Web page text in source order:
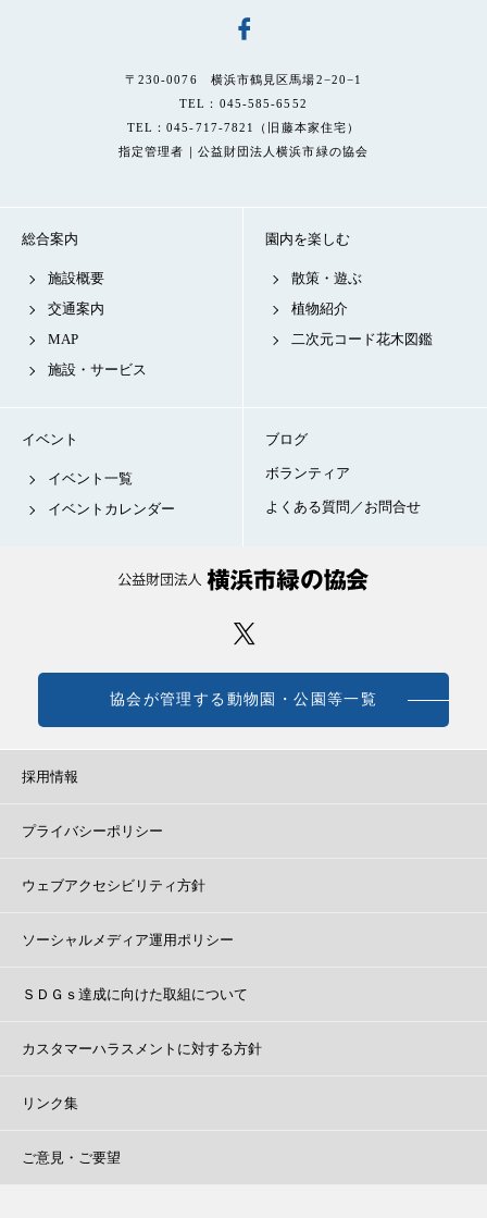
〒230-0076 横浜市鶴見区馬場2−20−1
TEL：045-585-6552
TEL：045-717-7821（旧藤本家住宅）
指定管理者｜公益財団法人横浜市緑の協会
総合案内
施設概要
交通案内
MAP
施設・サービス
園内を楽しむ
散策・遊ぶ
植物紹介
二次元コード花木図鑑
イベント
イベント一覧
イベントカレンダー
ブログ
ボランティア
よくある質問／お問合せ
協会が管理する動物園・公園等一覧
採用情報
プライバシーポリシー
ウェブアクセシビリティ方針
ソーシャルメディア運用ポリシー
ＳＤＧｓ達成に向けた取組について
カスタマーハラスメントに対する方針
リンク集
ご意見・ご要望